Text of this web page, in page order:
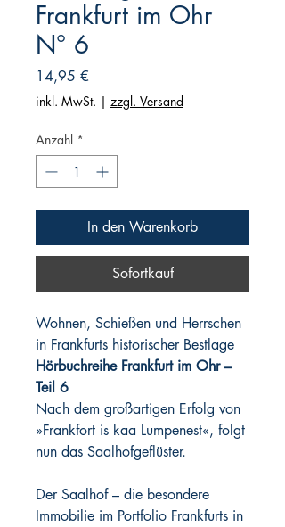
Frankfurt im Ohr
N° 6
14,95 €Preis
inkl. MwSt. | zzgl. Versand
Anzahl *
In den Warenkorb
Sofortkauf
Wohnen, Schießen und Herrschen
in Frankfurts historischer Bestlage
Hörbuchreihe Frankfurt im Ohr –
Teil 6
Nach dem großartigen Erfolg von
»Frankfort is kaa Lumpenest«, folgt
nun das Saalhofgeflüster.
Der Saalhof – die besondere
Immobilie im Portfolio Frankfurts in